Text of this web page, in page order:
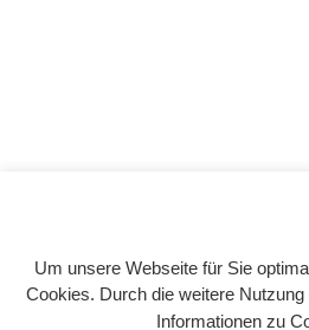
Um unsere Webseite für Sie
Cookies. Durch die weitere
Informationen zu